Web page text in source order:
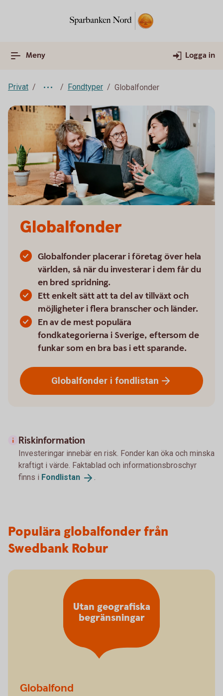
Meny Logga in
Privat Fondtyper Globalfonder
Globalfonder
Globalfonder placerar i företag över hela
världen, så när du investerar i dem får du
en bred spridning.
Ett enkelt sätt att ta del av tillväxt och
möjligheter i flera branscher och länder.
En av de mest populära
fondkategorierna i Sverige, eftersom de
funkar som en bra bas i ett sparande.
Globalfonder i fondlistan
Riskinformation
Investeringar innebär en risk. Fonder kan öka och minska
kraftigt i värde. Faktablad och informationsbroschyr
finns i Fondlistan .
Populära globalfonder från
Swedbank Robur
Globalfond
Utan geografiska
begränsningar